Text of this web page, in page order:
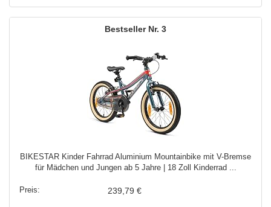
3
BIKESTAR Kinder Fahrrad Aluminium Mountainbike mit V-Bremse
für Mädchen und Jungen ab 5 Jahre | 18 Zoll Kinderrad ...
239,79 €